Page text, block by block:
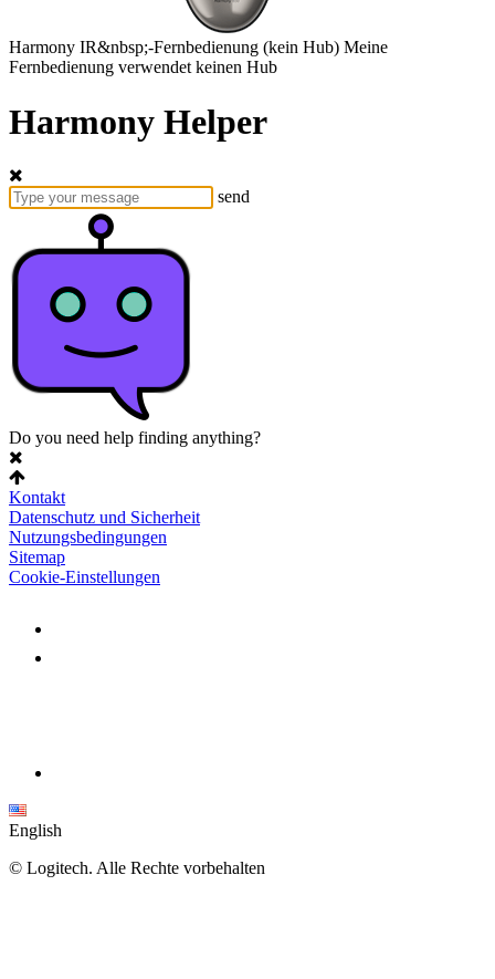
Harmony IR&nbsp;-Fernbedienung (kein Hub) Meine
Fernbedienung verwendet keinen Hub
Harmony Helper
send
Do you need help finding anything?
Kontakt
Datenschutz und Sicherheit
Nutzungsbedingungen
Sitemap
Cookie-Einstellungen
English
© Logitech. Alle Rechte vorbehalten